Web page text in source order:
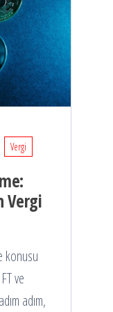
Vergi
Vergi
konusu
ve
adım,